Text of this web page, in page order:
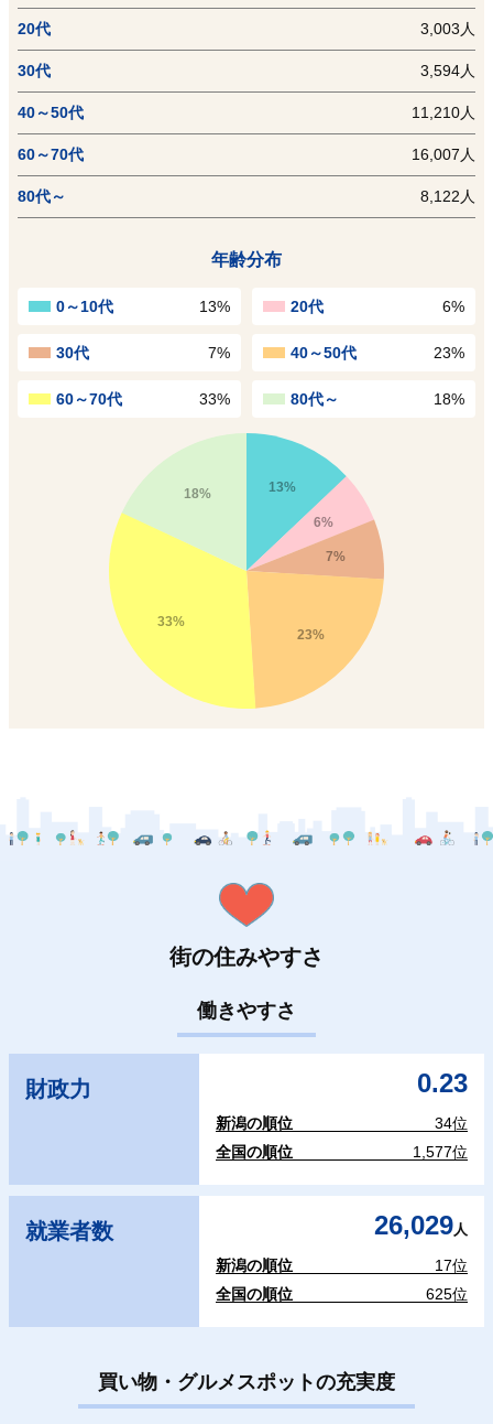
20代 3,003人
30代 3,594人
40～50代 11,210人
60～70代 16,007人
80代～ 8,122人
年齢分布
0～10代 13% 20代 6%
30代 7% 40～50代 23%
60～70代 33% 80代～ 18%
13%
6%
7%
23%
33%
18%
街の住みやすさ
働きやすさ
財政力 0.23
新潟の順位
34位
全国の順位
1,577位
就業者数 26,029人
新潟の順位
17位
全国の順位
625位
買い物・グルメスポットの充実度